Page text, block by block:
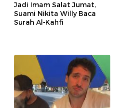
Jadi Imam Salat Jumat,
Suami Nikita Willy Baca
Surah Al-Kahfi